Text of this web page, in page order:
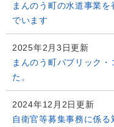
まんのう町の水道事業
でいます
2025年2月3日更新
まんのう町パブリック
た。
2024年12月2日更新
自衛官等募集事務に係